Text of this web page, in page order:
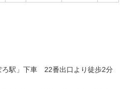
ろ駅」下車 22番出口より徒歩2分